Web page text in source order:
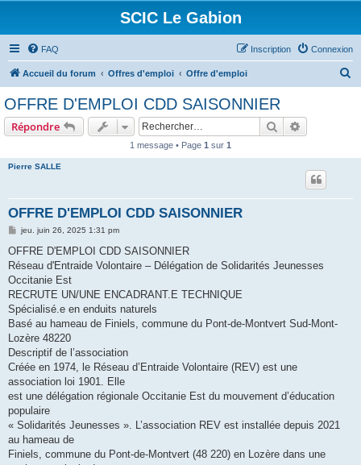
SCIC Le Gabion
FAQ Connexion
Inscription
Accueil du forum Offres d'emploi Offre d'emploi
OFFRE D'EMPLOI CDD SAISONNIER
Répondre Rechercher
1 message • Page 1 sur 1
Pierre SALLE
OFFRE D'EMPLOI CDD SAISONNIER
M
s
a
g
jeu. juin 26, 2025 1:31 pm
OFFRE D'EMPLOI CDD SAISONNIER
Réseau d'Entraide Volontaire – Délégation de Solidarités Jeunesses
Occitanie Est
RECRUTE UN/UNE ENCADRANT.E TECHNIQUE
Spécialisé.e en enduits naturels
Basé au hameau de Finiels, commune du Pont-de-Montvert Sud-Mont-
Lozère 48220
Descriptif de l’association
Créée en 1974, le Réseau d’Entraide Volontaire (REV) est une
association loi 1901. Elle
est une délégation régionale Occitanie Est du mouvement d’éducation
populaire
« Solidarités Jeunesses ». L’association REV est installée depuis 2021
au hameau de
Finiels, commune du Pont-de-Montvert (48 220) en Lozère dans une